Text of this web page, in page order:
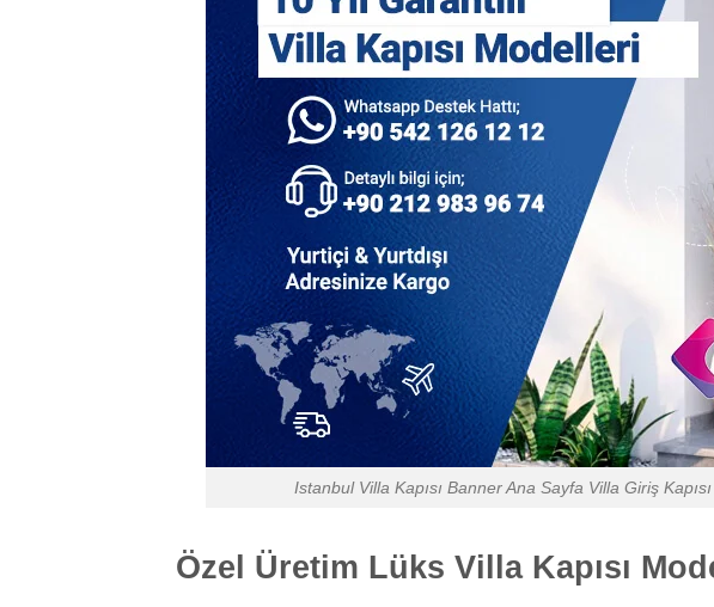
Istanbul Villa Kapısı Banner Ana Sayfa Villa Giriş
Özel Üretim Lüks Villa Kapısı